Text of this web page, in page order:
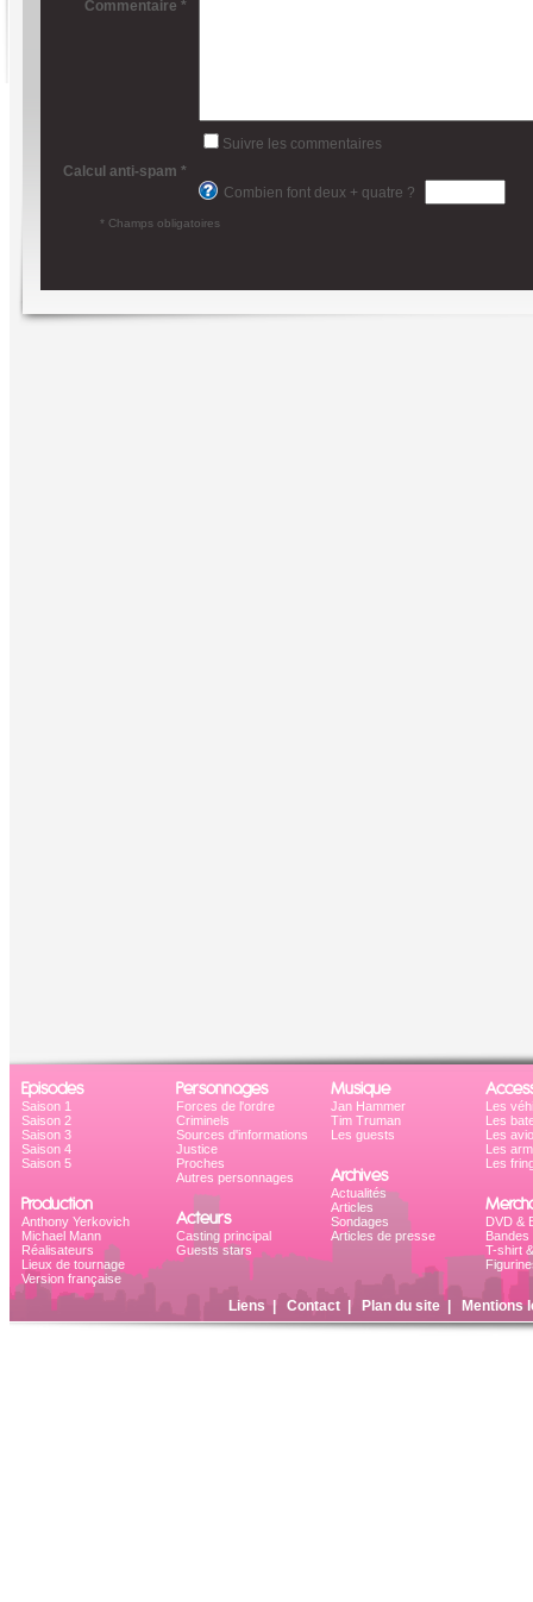
Commentaire *
Suivre les commentaires
Calcul anti-spam *
Combien font deux + quatre ?
* Champs obligatoires
Episodes
Saison 1
Saison 2
Saison 3
Saison 4
Saison 5
Production
Anthony Yerkovich
Michael Mann
Réalisateurs
Lieux de tournage
Version française
Personnages
Forces de l'ordre
Criminels
Sources d'informations
Justice
Proches
Autres personnages
Acteurs
Casting principal
Guests stars
Musique
Jan Hammer
Tim Truman
Les guests
Archives
Actualités
Articles
Sondages
Articles de presse
Les
Les
Les
Les
Les
DVD &
Bandes
T-shirt
Liens Contact| Plan du site| Mentions